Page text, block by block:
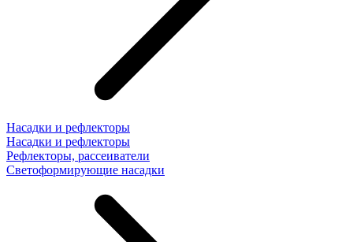
Насадки и рефлекторы
Насадки и рефлекторы
Рефлекторы, рассеиватели
Светоформирующие насадки